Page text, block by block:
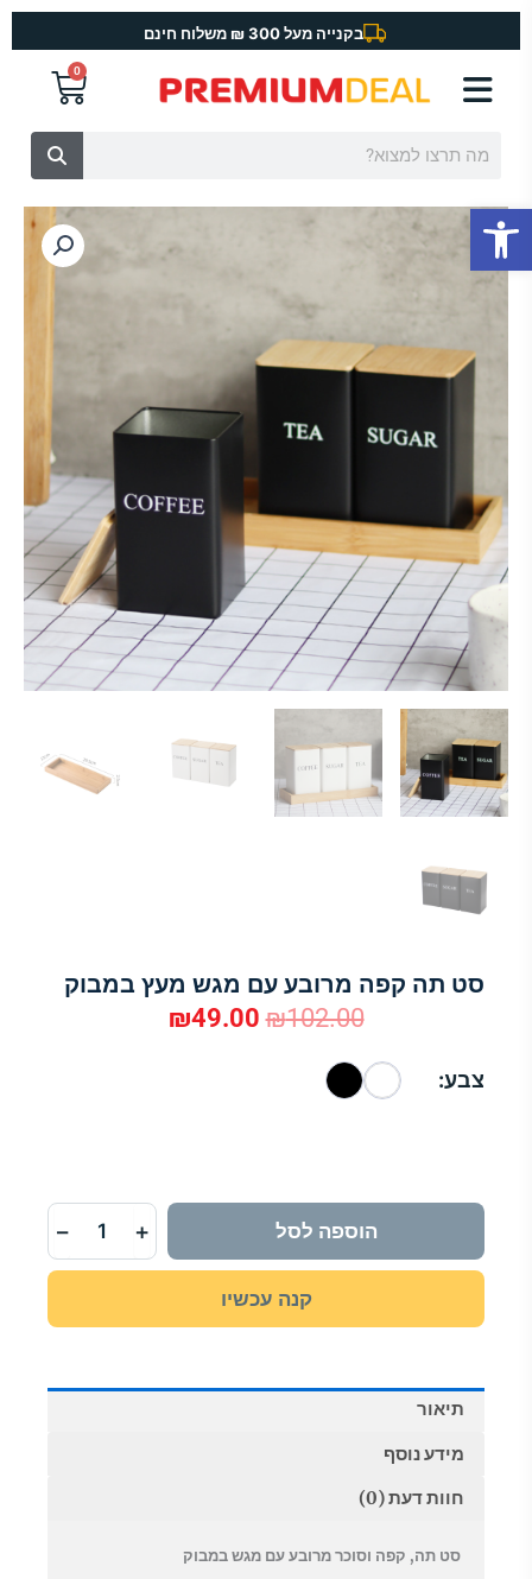
פתח סרגל נגישות
דילוג
בקנייה מעל 300 ₪ משלוח חינם
0
עגלת
קניות
חיפוש
סט תה קפה מרובע עם מגש מעץ במבוק
₪102.00
₪49.00
צבע:
−
מרובע
עם
+ הוספה לסל
קנה עכשיו
תיאור
מידע נוסף
חוות דעת (0)
סט תה, קפה וסוכר מרובע עם מגש במבוק